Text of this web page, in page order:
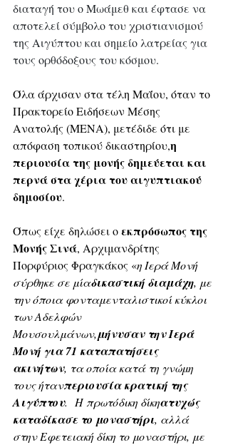
διαταγή του ο Μωάμεθ και έφτασε να
αποτελεί σύμβολο του χριστιανισμού
της Αιγύπτου και σημείο λατρείας για
τους ορθόδοξους του κόσμου.
Όλα άρχισαν στα τέλη Μαΐου, όταν το
Πρακτορείο Ειδήσεων Μέσης
Ανατολής (MENA), μετέδιδε ότι με
απόφαση τοπικού δικαστηρίου,η
περιουσία της μονής δημεύεται και
περνά στα χέρια του αιγυπτιακού
δημοσίου.
Όπως είχε δηλώσει ο εκπρόσωπος της
Μονής Σινά, Αρχιμανδρίτης
Πορφύριος Φραγκάκος «η Ιερά Μονή
σύρθηκε σε μίαδικαστική διαμάχη, με
την όποια φονταμενταλιστικοί κύκλοι
των Αδελφών
Μουσουλμάνων,μήνυσαν την Ιερά
Μονή για 71 καταπατήσεις
ακινήτων, τα οποία κατά τη γνώμη
τους ήτανπεριουσία κρατική της
Αιγύπτου.  Η πρωτόδικη δίκηατυχώς
καταδίκασε το μοναστήρι, αλλά
στην Εφετειακή δίκη το μοναστήρι, με